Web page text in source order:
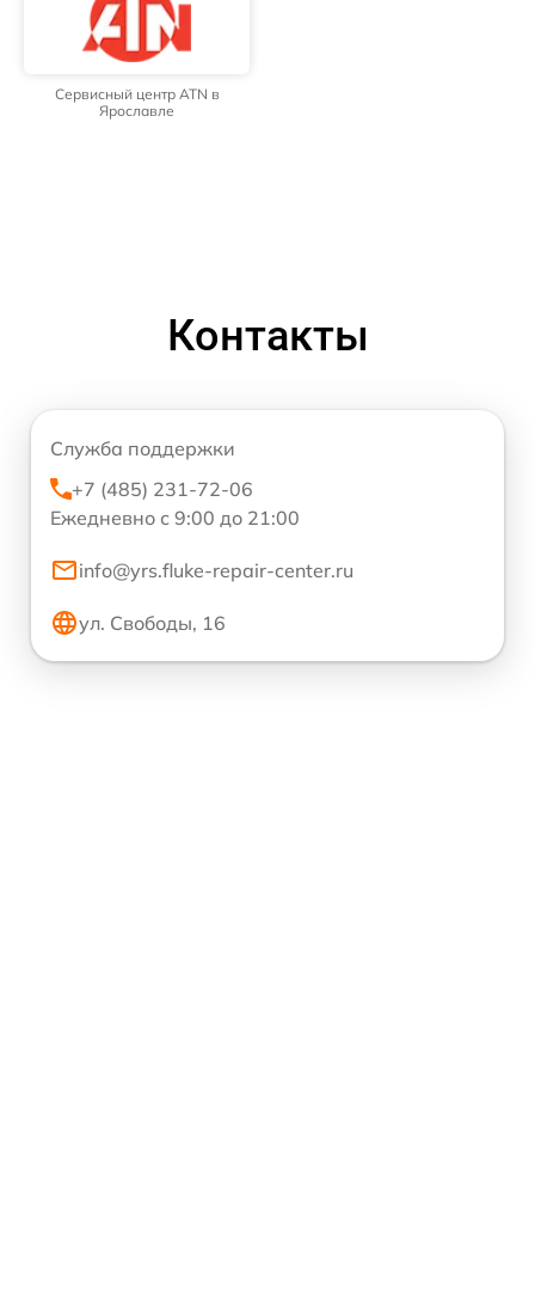
Сервисный центр ATN в
Ярославле
Контакты
Служба поддержки
+7 (485) 231-72-06
Ежедневно с 9:00 до 21:00
info@yrs.fluke-repair-center.ru
ул. Свободы, 16